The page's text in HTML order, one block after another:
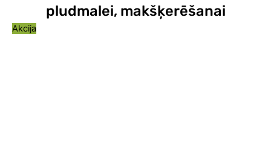
pludmalei, makšķerēšanai
Akcija